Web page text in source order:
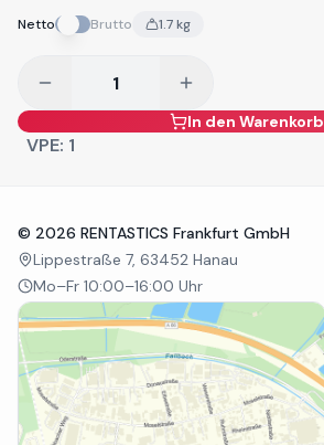
Netto Brutto 1.7kg
In den Warenkorb
VPE: 1
© 2026 RENTASTICS Frankfurt GmbH
Lippestraße 7, 63452 Hanau
Mo–Fr 10:00–16:00 Uhr